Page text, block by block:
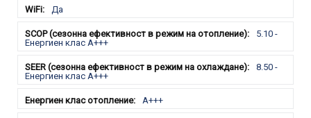
Да
5.10 -
Енергиен клас А+++
8.50 -
Енергиен клас А+++
A+++